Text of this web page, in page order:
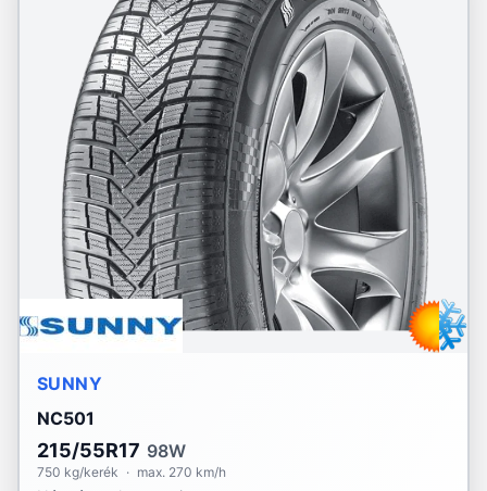
SUNNY
NC501
215/55R17 98W
750 kg/kerék · max. 270 km/h